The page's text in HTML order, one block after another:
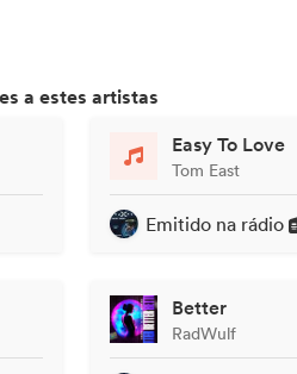
a estes artistas
Easy To Love
Tom East
Emitido na rádio
Better
RadWulf